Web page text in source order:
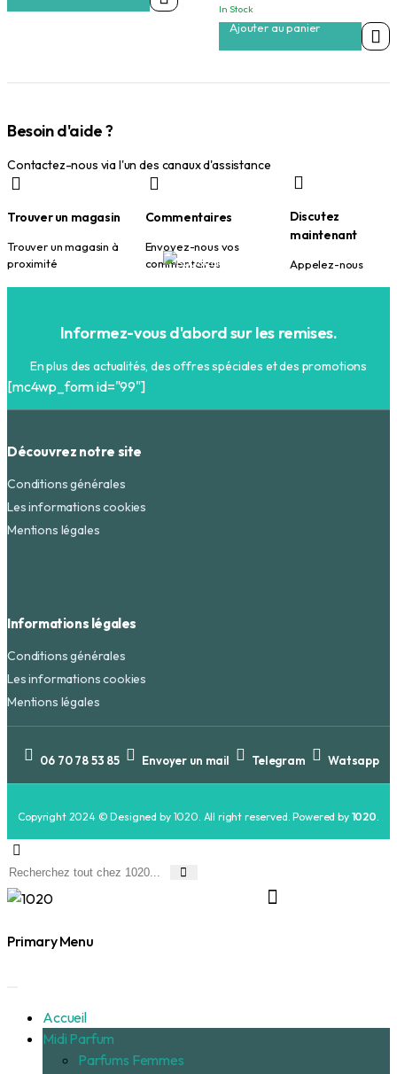
In Stock
Ajouter au panier
Besoin d'aide ?
Contactez-nous via l'un des canaux d'assistance
Trouver un magasin
Trouver un magasin à
proximité
Commentaires
Envoyez-nous vos
commentaires
Discutez
maintenant
Appelez-nous
Informez-vous d'abord sur les remises.
En plus des actualités, des offres spéciales et des promotions
[mc4wp_form id="99"]
Découvrez notre site
Conditions générales
Les informations cookies
Mentions légales
Informations légales
Conditions générales
Les informations cookies
Mentions légales
06 70 78 53 85 Envoyer un mail Telegram Watsapp
Copyright 2024 © Designed by 1020. All right reserved. Powered by 1020.
Primary Menu
Accueil
Midi Parfum
Parfums Femmes